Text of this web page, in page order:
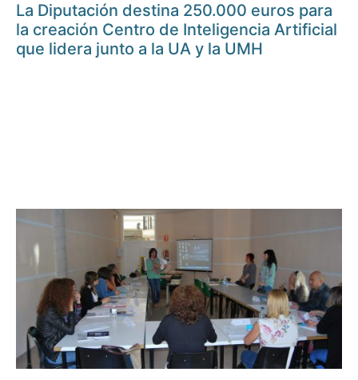
La Diputación destina 250.000 euros para
la creación Centro de Inteligencia Artificial
que lidera junto a la UA y la UMH